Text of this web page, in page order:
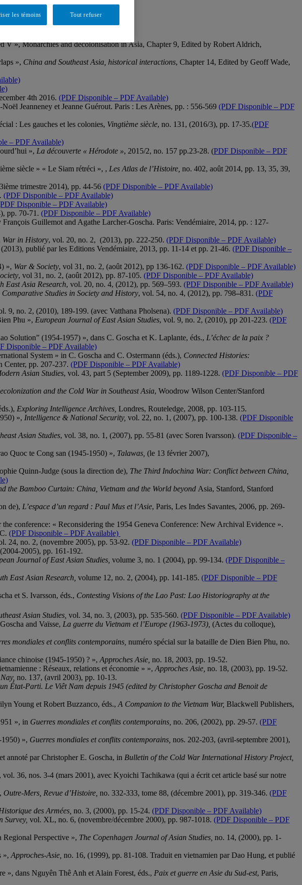
», Monarchies and decolonisation in Asia, Chapter 9, Edited by Robert Aldrich,
», China and Southeast Asia, historical interactions, Chapter 14, Edited by Geoff Wade,
4th 2016. (PDF Disponible – PDF Available)
Noël Jeanneney et Jeanne Guérout. Paris : Les Arènes, pp. : 556-569 (PDF Disponible – PDF
: Les gauches et les colonies, Vingtième siècle, no. 131, (2016/3), pp. 17-35.(PDF
– PDF Available)
», La découverte « Hérodote », 2015/2, no. 157 pp.23-28. (PDF Disponible – PDF
siècle » « Le Siam rétréci », , Les Atlas de l’Histoire, no. 402, août 2014, pp. 13, 35, 39,
trimestre 2014), pp. 44-56 (PDF Disponible – PDF Available)
(PDF Disponible – PDF Available)
Disponible – PDF Available)
pp. 70-71. (PDF Disponible – PDF Available)
François Guillemot and Agathe Larcher-Goscha. Paris: Vendémiaire, 2014, pp. : 127-
War in History, vol. 20, no. 2, (2013), pp. 222-250. (PDF Disponible – PDF Available)
publié par les Editions Vendémiaire, 2013, pp. 11-14 et pp. 21-46. (PDF Disponible –
», War & Society, vol 31, no. 2, (août 2012), pp 136-162. (PDF Disponible – PDF Available)
, vol 31, no. 2, (août 2012), pp. 87-105. (PDF Disponible – PDF Available)
East Asia Research, vol. 20, no. 4, (2012), pp. 569–593. (PDF Disponible – PDF Available)
Comparative Studies in Society and History, vol. 54, no. 4, (2012), pp. 798–831. (PDF
9, no. 2, (2010), 189-199. (avec Vatthana Pholsena). (PDF Disponible – PDF Available)
Phu », European Journal of East Asian Studies, vol. 9, no. 2, (2010), pp 201-223. (PDF
Solution” (1954-1957) », dans C. Goscha et K. Laplante, éds., L’échec de la paix ?
Disponible – PDF Available)
System » in C. Goscha and C. Ostermann (éds.), Connected Histories:
Center, pp. 207-237. (PDF Disponible – PDF Available)
Asian Studies, vol. 43, part 5 (September 2009), pp. 1189-1228. (PDF Disponible – PDF
and the Cold War in Southeast Asia, Woodrow Wilson Center/Stanford
Exploring Intelligence Archives, Londres, Routeledge, 2008, pp. 103-115.
», Intelligence & National Security, vol. 22, no. 1, (2007), pp. 100-138. (PDF Disponible
Asian Studies, vol. 38, no. 1, (2007), pp. 55-81 (avec Soren Ivarsson). (PDF Disponible –
Quoc te Cong san (1945-1950) », Talawas, (le 13 février 2007),
Quinn-Judge (sous la direction de), The Third Indochina War: Conflict between China,
the Bamboo Curtain: China, Vietnam and the World beyond Asia, Stanford, Stanford
de), L’espace d’un regard : Paul Mus et l’Asie, Paris, Les Indes Savantes, 2006, pp. 269-
conference: « Reconsidering the 1954 Geneva Conference: New Archival Evidence ».
(PDF Disponible – PDF Available)
24, no. 2, (novembre 2005), pp. 53-92. (PDF Disponible – PDF Available)
2005), pp. 161-192.
Journal of East Asian Studies, volume 3, no. 1 (2004), pp. 99-134. (PDF Disponible –
East Asian Research, volume 12, no. 2, (2004), pp. 141-185. (PDF Disponible – PDF
et S. Ivarsson, éds., Contesting Visions of the Lao Past: Lao Historiography at the
Asian Studies, vol. 34, no. 3, (2003), pp. 535-560. (PDF Disponible – PDF Available)
and Vaïsse, La guerre du Vietnam et l’Europe (1963-1973), (Actes du colloque),
mondiales et conflits contemporains, numéro spécial sur la bataille de Dien Bien Phu, no.
chinoise (1945-1950) ? », Approches Asie, no. 18, 2003, pp. 19-52.
: Réseaux, relations et économie » », Approches Asie, no. 18, (2003), pp. 19-52.
no. 137, (avril 2003), pp. 10-13.
État-Parti. Le Viêt Nam depuis 1945 (edited by Christopher Goscha and Benoit de
Young et Robert Buzzanco, éds., A Companion to the Vietnam War, Blackwell Publishers,
», in Guerres mondiales et conflits contemporains, no. 206, (2002), pp. 29-57. (PDF
», Guerres mondiales et conflits contemporains, nos. 202-203, (avril-septembre 2001),
annoté par Christopher E. Goscha, in Bulletin of the Cold War International History Project,
, vol. 36, nos. 3-4 (mars 2001), avec Kyoichi Tachikawa (qui a écrit cet article basé sur notre
Outre-Mers, Revue d’Histoire, no. 332-333, tome 88, (décembre 2001), pp. 319-346. (PDF
des Armées, no. 3, (2000), pp. 15-24. (PDF Disponible – PDF Available)
Survey, vol. XL, no. 6, (novembre/décembre 2000), pp. 987-1018. (PDF Disponible – PDF
Perspective », The Copenhagen Journal of Asian Studies, no. 14, (2000), pp. 1-
», Approches-Asie, no. 16, (1999), pp. 81-108. Traduit en vietnamien par Dao Hung, et publié
», dans Nguyên Thê Anh et Alain Forest, éds., Paix et guerre en Asie du Sud-est, Paris,
Tout refuser
les témoins